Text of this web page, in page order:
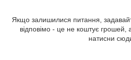
Якщо залишилися питання,
відповімо - це не коштує грошей,
натисни